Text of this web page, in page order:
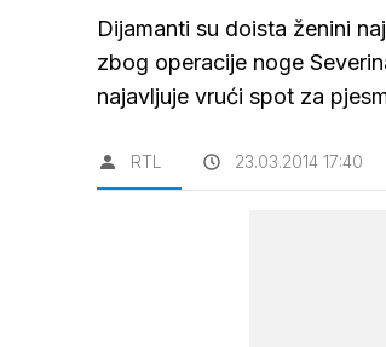
Dijamanti su doista ženini
zbog operacije noge
najavljuje vrući spot za
RTL 23.03.2014 17:40